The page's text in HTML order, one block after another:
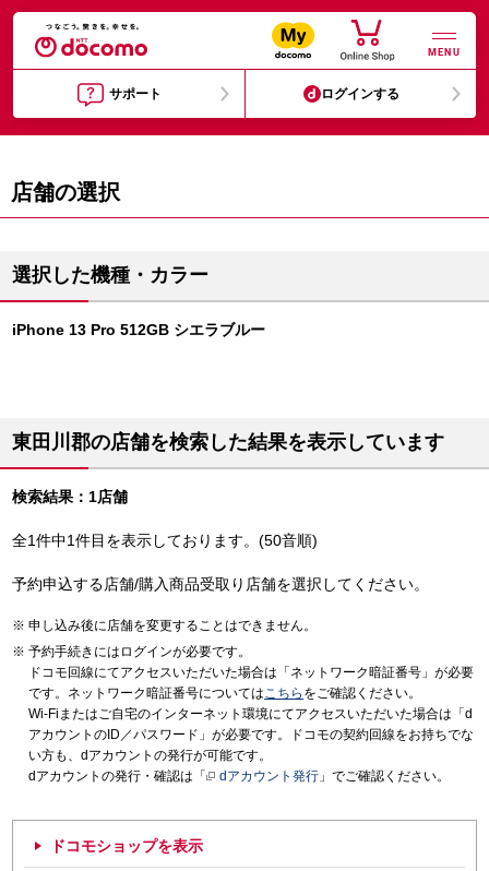
MENU
サポート ログインする
店舗の選択
選択した機種・カラー
iPhone 13 Pro 512GB シエラブルー
東田川郡の店舗を検索した結果を表示しています
検索結果：1店舗
全1件中1件目を表示しております。(50音順)
予約申込する店舗/購入商品受取り店舗を選択してください。
申し込み後に店舗を変更することはできません。
予約手続きにはログインが必要です。
ドコモ回線にてアクセスいただいた場合は「ネットワーク暗証番号」が必要
です。ネットワーク暗証番号についてはこちら をご確認ください。
Wi-Fiまたはご自宅のインターネット環境にてアクセスいただいた場合は「d
アカウントのID／パスワード」が必要です。ドコモの契約回線をお持ちでな
い方も、dアカウントの発行が可能です。
dアカウントの発行・確認は「
dアカウント発行 」でご確認ください。
ドコモショップを表示